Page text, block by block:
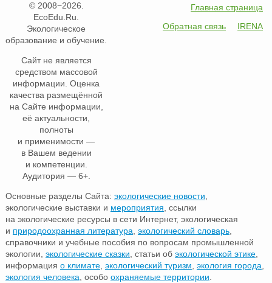
© 2008−2026.
EcoEdu.Ru.
Экологическое
образование и обучение.
Сайт не является
средством массовой
информации. Оценка
качества размещённой
на Сайте информации,
её актуальности,
полноты
и применимости —
в Вашем ведении
и компетенции.
Аудитория — 6+.
Главная страница
Обратная связь
IRENA
Основные разделы Сайта: экологические новости,
экологические выставки и мероприятия, ссылки
на экологические ресурсы в сети Интернет, экологическая
и природоохранная литература, экологический словарь,
справочники и учебные пособия по вопросам промышленной
экологии, экологические сказки, статьи об экологической этике,
информация о климате, экологический туризм, экология города,
экология человека, особо охраняемые территории.